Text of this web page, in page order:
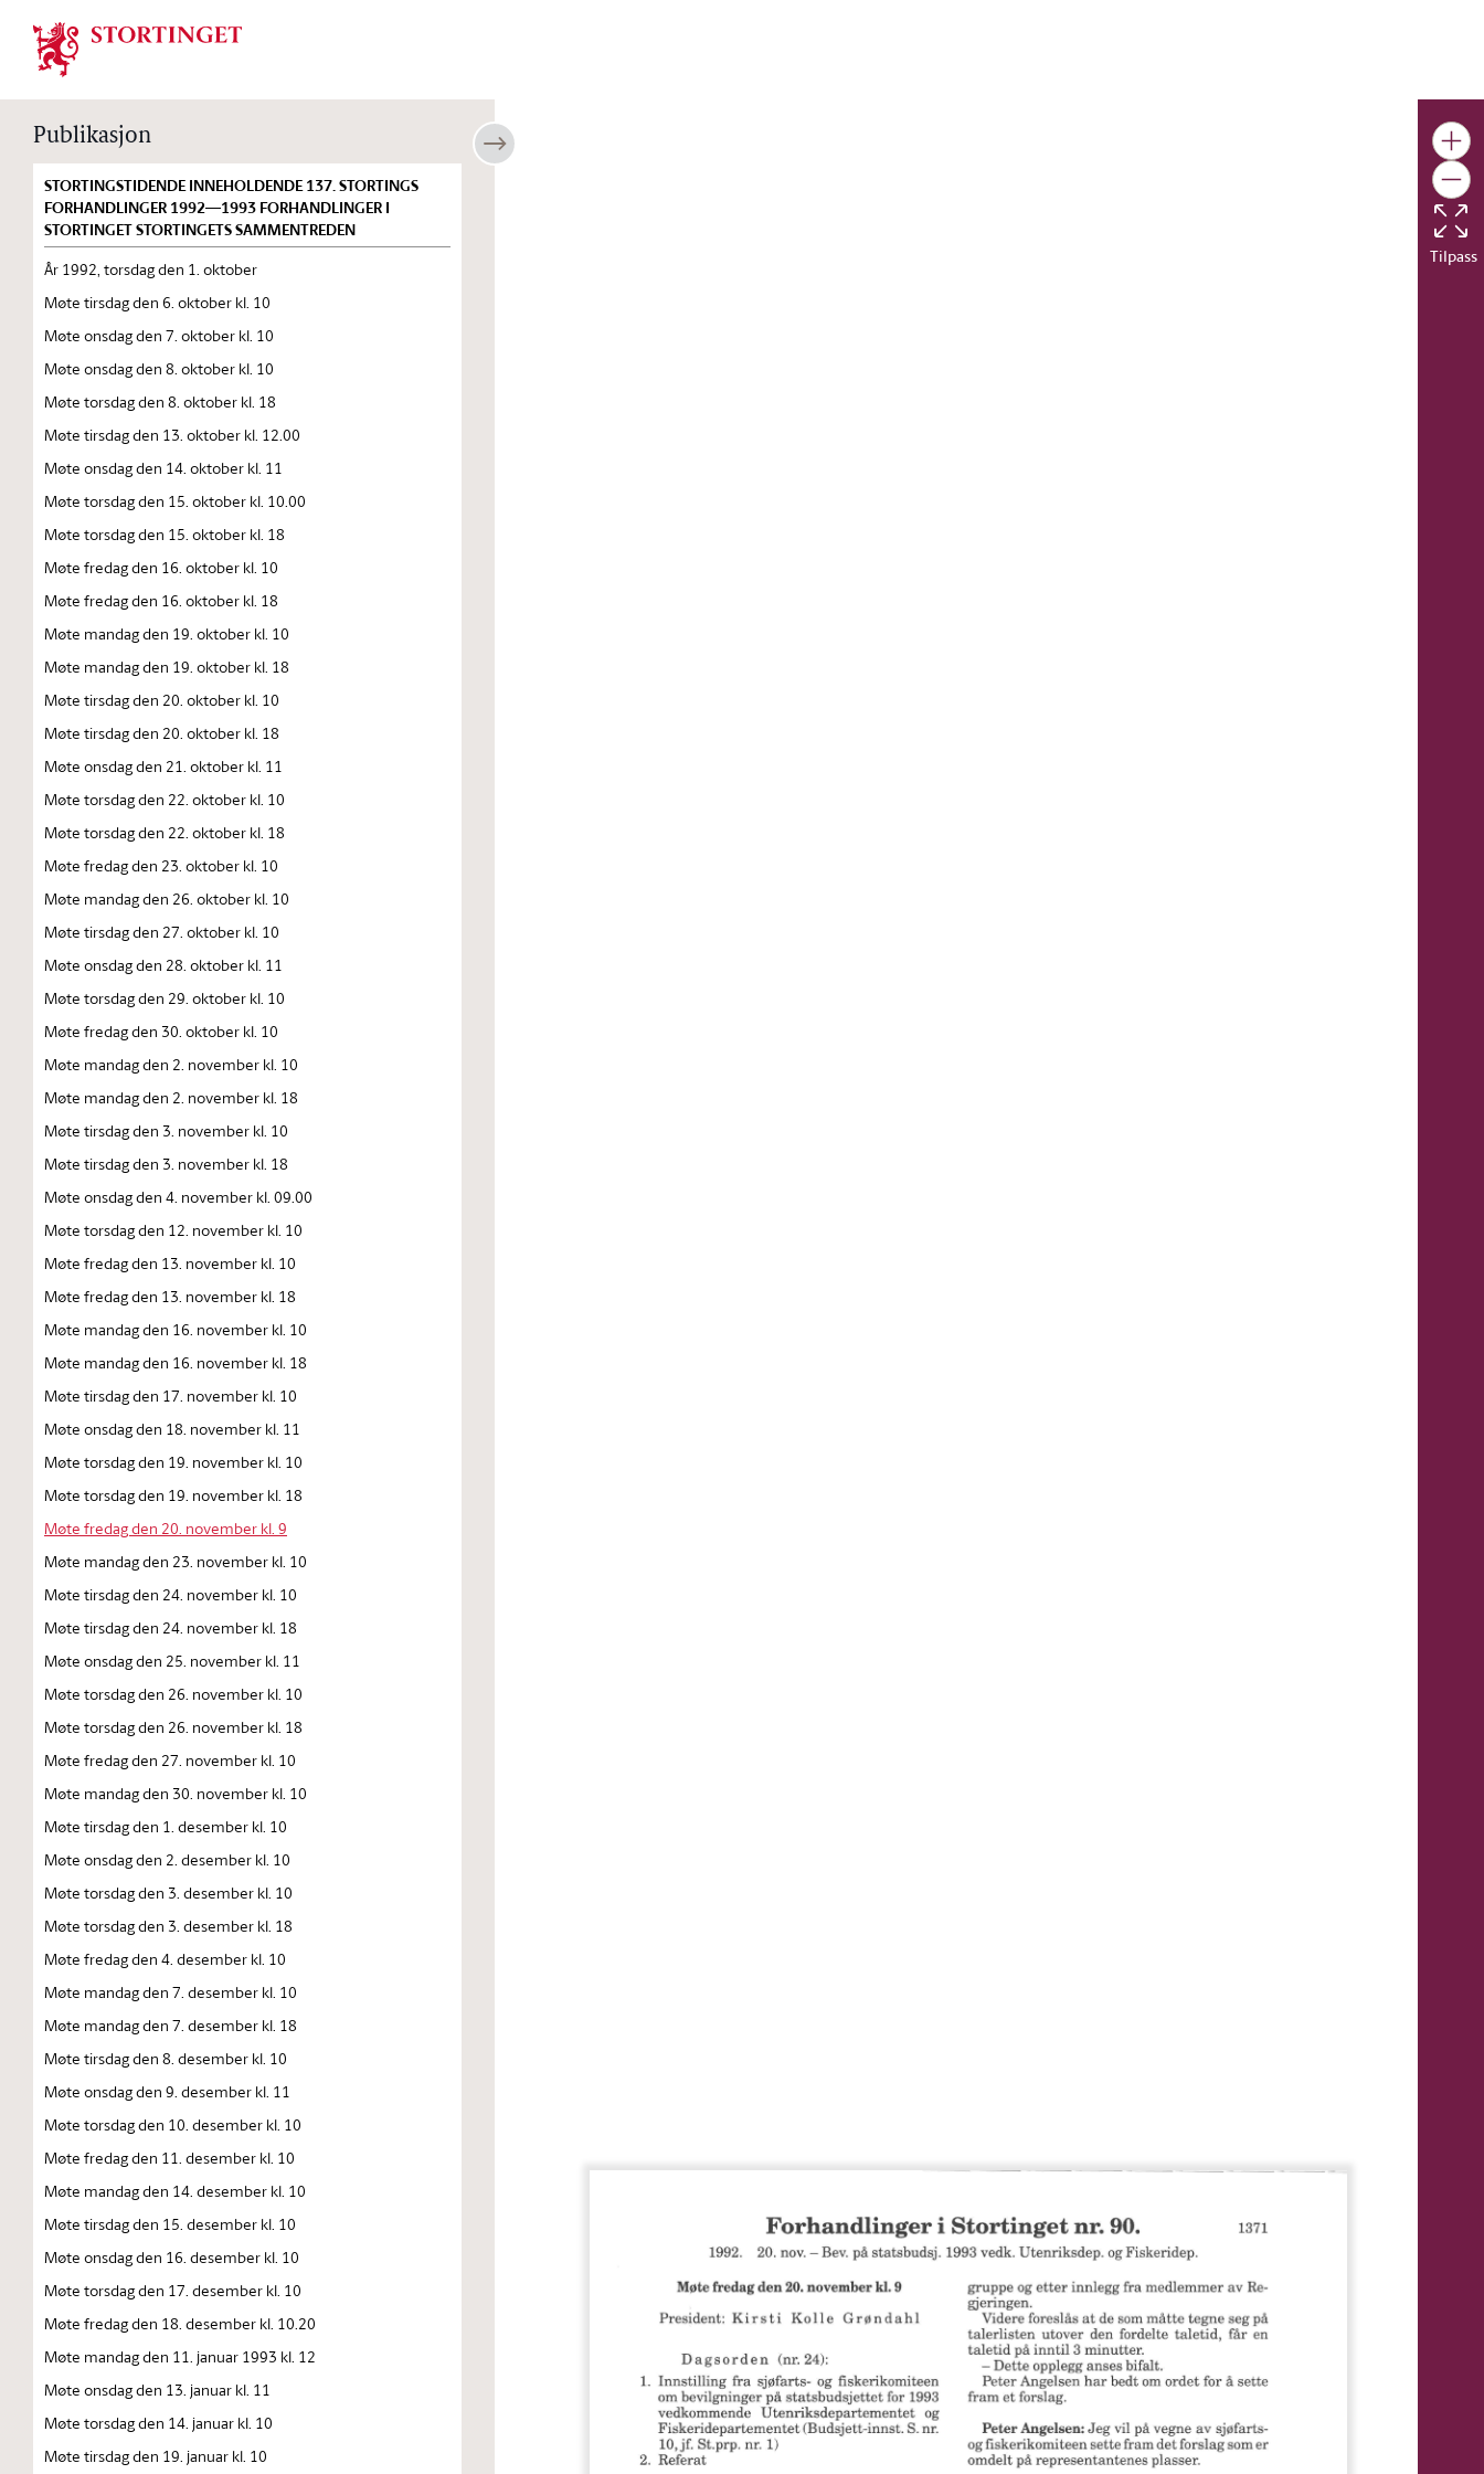
Stortinget.no
Publikasjon
STORTINGSTIDENDE INNEHOLDENDE 137. STORTINGS
FORHANDLINGER 1992—1993 FORHANDLINGER I
STORTINGET STORTINGETS SAMMENTREDEN
År 1992, torsdag den 1. oktober
Møte tirsdag den 6. oktober kl. 10
Møte onsdag den 7. oktober kl. 10
Møte onsdag den 8. oktober kl. 10
Møte torsdag den 8. oktober kl. 18
Møte tirsdag den 13. oktober kl. 12.00
Møte onsdag den 14. oktober kl. 11
Møte torsdag den 15. oktober kl. 10.00
Møte torsdag den 15. oktober kl. 18
Møte fredag den 16. oktober kl. 10
Møte fredag den 16. oktober kl. 18
Møte mandag den 19. oktober kl. 10
Møte mandag den 19. oktober kl. 18
Møte tirsdag den 20. oktober kl. 10
Møte tirsdag den 20. oktober kl. 18
Møte onsdag den 21. oktober kl. 11
Møte torsdag den 22. oktober kl. 10
Møte torsdag den 22. oktober kl. 18
Møte fredag den 23. oktober kl. 10
Møte mandag den 26. oktober kl. 10
Møte tirsdag den 27. oktober kl. 10
Møte onsdag den 28. oktober kl. 11
Møte torsdag den 29. oktober kl. 10
Møte fredag den 30. oktober kl. 10
Møte mandag den 2. november kl. 10
Møte mandag den 2. november kl. 18
Møte tirsdag den 3. november kl. 10
Møte tirsdag den 3. november kl. 18
Møte onsdag den 4. november kl. 09.00
Møte torsdag den 12. november kl. 10
Møte fredag den 13. november kl. 10
Møte fredag den 13. november kl. 18
Møte mandag den 16. november kl. 10
Møte mandag den 16. november kl. 18
Møte tirsdag den 17. november kl. 10
Møte onsdag den 18. november kl. 11
Møte torsdag den 19. november kl. 10
Møte torsdag den 19. november kl. 18
Møte fredag den 20. november kl. 9
Møte mandag den 23. november kl. 10
Møte tirsdag den 24. november kl. 10
Møte tirsdag den 24. november kl. 18
Møte onsdag den 25. november kl. 11
Møte torsdag den 26. november kl. 10
Møte torsdag den 26. november kl. 18
Møte fredag den 27. november kl. 10
Møte mandag den 30. november kl. 10
Møte tirsdag den 1. desember kl. 10
Møte onsdag den 2. desember kl. 10
Møte torsdag den 3. desember kl. 10
Møte torsdag den 3. desember kl. 18
Møte fredag den 4. desember kl. 10
Møte mandag den 7. desember kl. 10
Møte mandag den 7. desember kl. 18
Møte tirsdag den 8. desember kl. 10
Møte onsdag den 9. desember kl. 11
Møte torsdag den 10. desember kl. 10
Møte fredag den 11. desember kl. 10
Møte mandag den 14. desember kl. 10
Møte tirsdag den 15. desember kl. 10
Møte onsdag den 16. desember kl. 10
Møte torsdag den 17. desember kl. 10
Møte fredag den 18. desember kl. 10.20
Møte mandag den 11. januar 1993 kl. 12
Møte onsdag den 13. januar kl. 11
Møte torsdag den 14. januar kl. 10
Møte tirsdag den 19. januar kl. 10